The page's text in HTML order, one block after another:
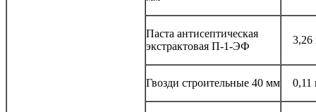
Паста антисептическая
экстрактовая П-1-ЭФ
3,26
Гвозди строительные 40 мм 0,11